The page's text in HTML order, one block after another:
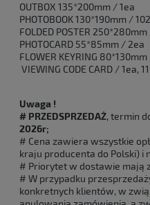
OUTBOX 135*200mm / 1ea
PHOTOBOOK 130*190mm /
FOLDED POSTER
PHOTOCARD 55*85mm / 2ea
FLOWER KEYRING
VIEWING CODE CARD / 1ea,
Uwaga !
# PRZEDSPRZEDAŻ, termin
2026r;
# Cena zawiera wszystkie
kraju producenta do Polski) i
# Priorytet w dostawie mają
# W przypadku
konkretnych klientów, w